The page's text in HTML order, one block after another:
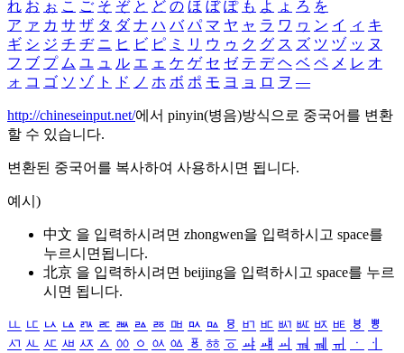
れ お ぉ こ ご そ ぞ と ど の ほ ぼ ぽ も よ ょ ろ を
ア ァ カ サ ザ タ ダ ナ ハ バ パ マ ヤ ャ ラ ワ ヮ ン イ ィ キ
ギ シ ジ チ ヂ ニ ヒ ビ ピ ミ リ ウ ゥ ク グ ス ズ ツ ヅ ッ ヌ
フ ブ プ ム ユ ュ ル エ ェ ケ ゲ セ ゼ テ デ ヘ ベ ペ メ レ オ
ォ コ ゴ ソ ゾ ト ド ノ ホ ボ ポ モ ヨ ョ ロ ヲ ―
http://chineseinput.net/에서 pinyin(병음)방식으로 중국어를 변환
할 수 있습니다.
변환된 중국어를 복사하여 사용하시면 됩니다.
예시)
中文 을 입력하시려면 zhongwen을 입력하시고 space를
누르시면됩니다.
北京 을 입력하시려면 beijing을 입력하시고 space를 누르
시면 됩니다.
ㅥ ㅦ ㅧ ㅨ ㅩ ㅪ ㅫ ㅬ ㅭ ㅮ ㅯ ㅰ ㅱ ㅲ ㅳ ㅴ ㅵ ㅶ ㅷ ㅸ
ㅹ
ㅺ ㅻ ㅼ ㅽ ㅾ ㅿ ㆀ ㆁ ㆂ ㆃ ㆄ ㆅ ㆆ ㆇ ㆈ ㆉ ㆊ ㆋ ㆌ ㆍ
ㆎ